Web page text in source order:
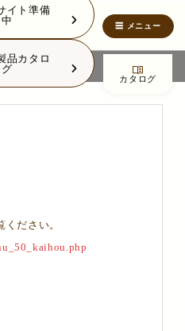
カタログ
イト準備
中
品カタロ
グ月会報
ださい。